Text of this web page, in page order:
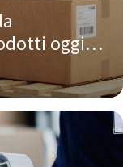
oggi